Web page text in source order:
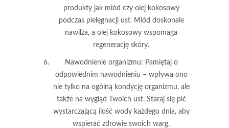
produkty jak miód czy olej kokosowy
podczas pielęgnacji ust. Miód doskonale
nawilża, a olej kokosowy wspomaga
regenerację skóry.
Nawodnienie organizmu: Pamiętaj o
odpowiednim nawodnieniu – wpływa ono
nie tylko na ogólną kondycję organizmu, ale
także na wygląd Twoich ust. Staraj się pić
wystarczającą ilość wody każdego dnia, aby
wspierać zdrowie swoich warg.